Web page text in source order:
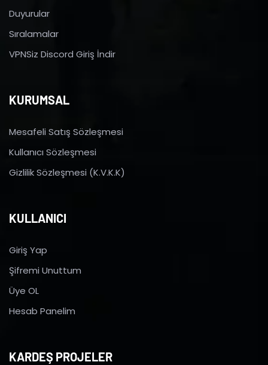
Duyurular
Sıralamalar
VPNSiz Discord Giriş İndir
KURUMSAL
Mesafeli Satış Sözleşmesi
Kullanıcı Sözleşmesi
Gizlilik Sözleşmesi (K.V.K.K)
KULLANICI
Giriş Yap
Şifremi Unuttum
Üye OL
Hesab Panelim
KARDEŞ PROJELER